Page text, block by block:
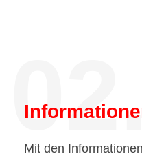
Mit den